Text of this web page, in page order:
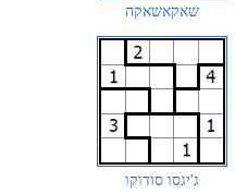
שאקאשאקה
ג'יגסו סודוקו